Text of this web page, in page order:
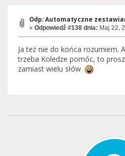
Odp: Automatyczne
« Odpowiedź #138 dnia: Maj 22,
Ja też nie do końca rozumiem.
trzeba Koledze pomóc, to
zamiast wielu słów